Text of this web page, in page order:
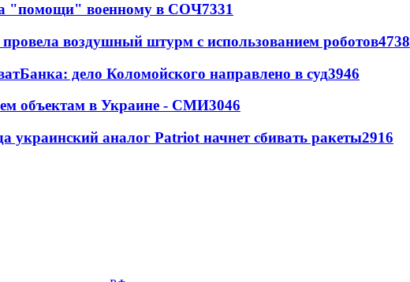
"помощи" военному в СОЧ7331
воздушный штурм с использованием роботов4738
дело Коломойского направлено в суд3946
объектам в Украине - СМИ3046
украинский аналог Patriot начнет сбивать ракеты2916